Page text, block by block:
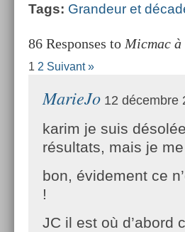
Tags: Gran­deur et
86 Responses to Micmac
1 2 Suivant »
MarieJo 12 décembre
karim je suis
résultats, mais je
bon, évidement ce
!
JC il est où d’abord